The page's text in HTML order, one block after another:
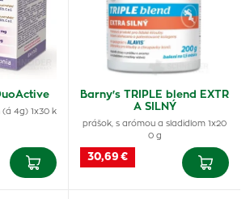
4g) 1x30 k
Barny's TRIPLE blend EXTR
A SILNÝ
prášok, s arómou a sladidlom 1x20
0 g
30,69 €